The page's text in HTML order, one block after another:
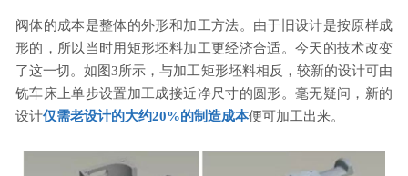
阀体的成本是整体的外形和加工方法。由于旧设计是按原样成
形的，所以当时用矩形坯料加工更经济合适。今天的技术改变
了这一切。如图3所示，与加工矩形坯料相反，较新的设计可由
铣车床上单步设置加工成接近净尺寸的圆形。毫无疑问，新的
设计仅需老设计的大约20%的制造成本便可加工出来。